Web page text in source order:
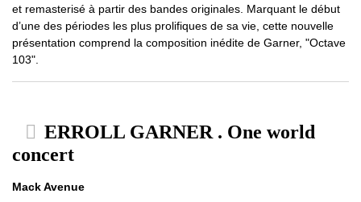
et remasterisé à partir des bandes originales. Marquant le début
d’une des périodes les plus prolifiques de sa vie, cette nouvelle
présentation comprend la composition inédite de Garner, "Octave
103".
ERROLL GARNER . One world
concert
Mack Avenue